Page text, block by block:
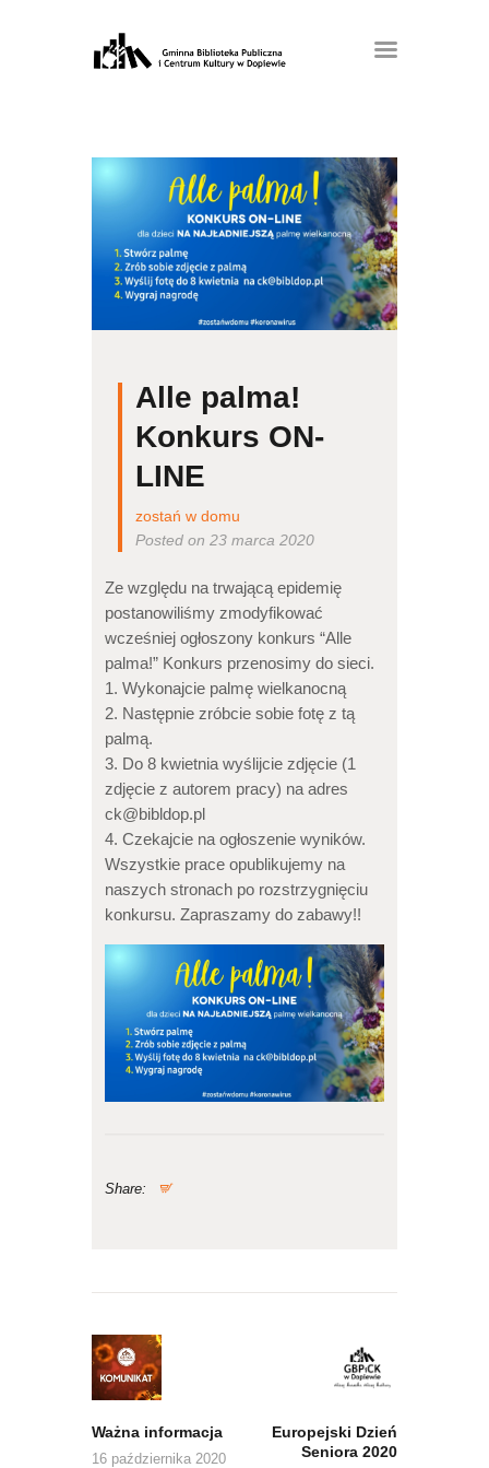
Alle palma!
Konkurs ON-
LINE
zostań w domu
Posted on 23 marca 2020
Ze względu na trwającą epidemię
postanowiliśmy zmodyfikować
wcześniej ogłoszony konkurs “Alle
palma!” Konkurs przenosimy do sieci.
1. Wykonajcie palmę wielkanocną
2. Następnie zróbcie sobie fotę z tą
palmą.
3. Do 8 kwietnia wyślijcie zdjęcie (1
zdjęcie z autorem pracy) na adres
ck@bibldop.pl
4. Czekajcie na ogłoszenie wyników.
Wszystkie prace opublikujemy na
naszych stronach po rozstrzygnięciu
konkursu. Zapraszamy do zabawy!!
Share:
wpisu
Ważna informacja
16 października 2020
Europejski Dzień
Seniora 2020